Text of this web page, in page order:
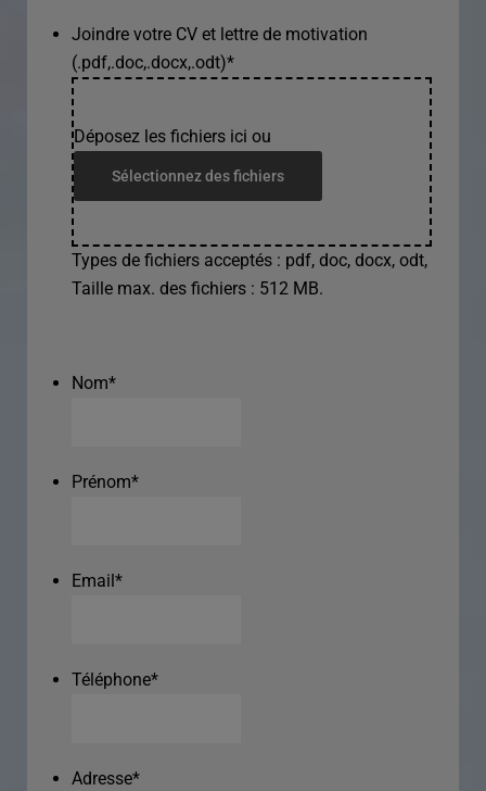
Joindre votre CV et lettre de motivation
(.pdf,.doc,.docx,.odt)*
Déposez les fichiers ici ou
Sélectionnez des fichiers
Types de fichiers acceptés : pdf, doc, docx, odt,
Taille max. des fichiers : 512 MB.
Nom*
Prénom*
Email*
Téléphone*
Adresse*